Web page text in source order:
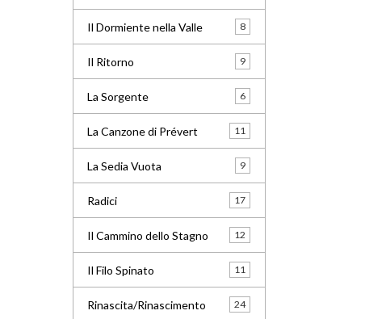
Il Dormiente nella Valle 8
Il Ritorno 9
La Sorgente 6
La Canzone di Prévert 11
La Sedia Vuota 9
Radici 17
Il Cammino dello Stagno 12
Il Filo Spinato 11
Rinascita/Rinascimento 24